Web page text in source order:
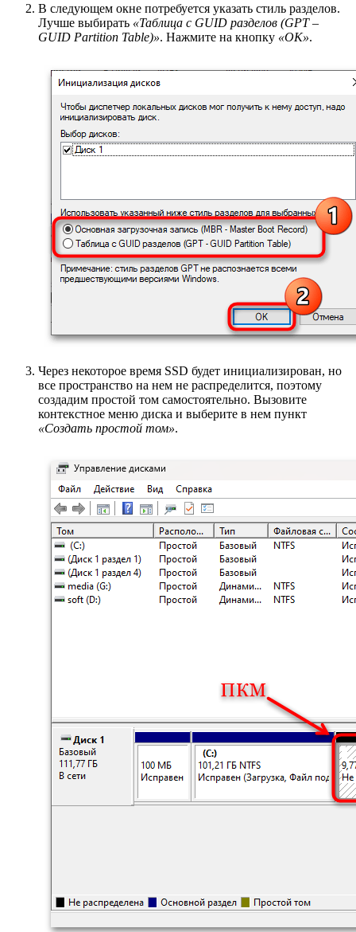
В следующем окне потребуется указать стиль разделов.
Лучше выбирать «Таблица с GUID разделов (GPT –
GUID Partition Table)». Нажмите на кнопку «ОК».
Через некоторое время SSD будет инициализирован, но
все пространство на нем не распределится, поэтому
создадим простой том самостоятельно. Вызовите
контекстное меню диска и выберите в нем пункт
«Создать простой том».